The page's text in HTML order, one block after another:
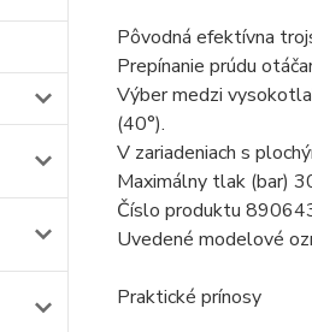
Pôvodná efektívna
Prepínanie prúdu
Výber medzi
(40°).
V zariadeniach s
Maximálny tlak (bar)
Číslo produktu
Uvedené modelové
Praktické prínosy